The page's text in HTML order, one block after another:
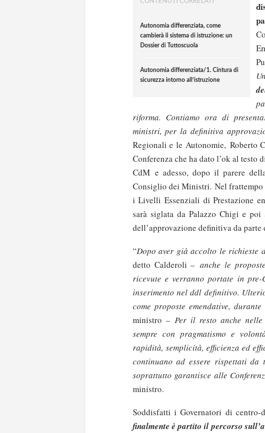
Autonomia differenziata, come
cambierà il sistema di istruzione: un
Dossier di Tuttoscuola
Autonomia differenziata/1. Cintura di
sicurezza intorno all’istruzione
riforma. Contiamo ora di
ministri, per la definitiva
Regionali e le Autonomie, Roberto
Conferenza che ha dato l’ok al testo
CdM e adesso, dopo il parere
Consiglio dei Ministri. Nel
i Livelli Essenziali di Prestazione
sarà siglata da Palazzo Chigi e
dell’approvazione definitiva da
“Dopo aver già accolto le richieste
detto Calderoli –anche le
ricevute e verranno portate in
inserimento nel ddl definitivo.
come proposte emendative,
ministro –Per il resto anche
sempre con pragmatismo e
rapidità, semplicità, efficienza ed
continuano ad essere rispettati da
soprattutto garantisce alle
ministro.
Soddisfatti i Governatori di
finalmente è partito il percorso